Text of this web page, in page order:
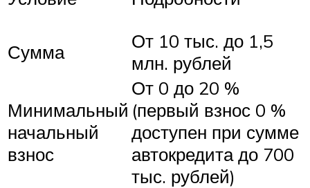
Сумма
От 10 тыс. до 1,5
млн. рублей
Минимальный
начальный
взнос
От 0 до 20 %
(первый взнос 0 %
доступен при сумме
автокредита до 700
тыс. рублей)